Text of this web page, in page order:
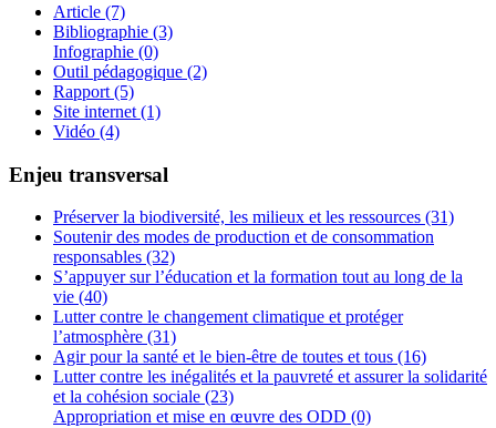
Article (7)
Bibliographie (3)
Infographie (0)
Outil pédagogique (2)
Rapport (5)
Site internet (1)
Vidéo (4)
Enjeu transversal
Préserver la biodiversité, les milieux et les ressources (31)
Soutenir des modes de production et de consommation
responsables (32)
S’appuyer sur l’éducation et la formation tout au long de la
vie (40)
Lutter contre le changement climatique et protéger
l’atmosphère (31)
Agir pour la santé et le bien-être de toutes et tous (16)
Lutter contre les inégalités et la pauvreté et assurer la solidarité
et la cohésion sociale (23)
Appropriation et mise en œuvre des ODD (0)